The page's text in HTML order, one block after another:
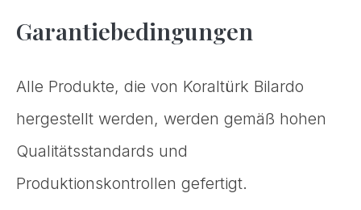
Garantiebedingungen
Alle Produkte, die von Koraltürk Bilardo
hergestellt werden, werden gemäß hohen
Qualitätsstandards und
Produktionskontrollen gefertigt.